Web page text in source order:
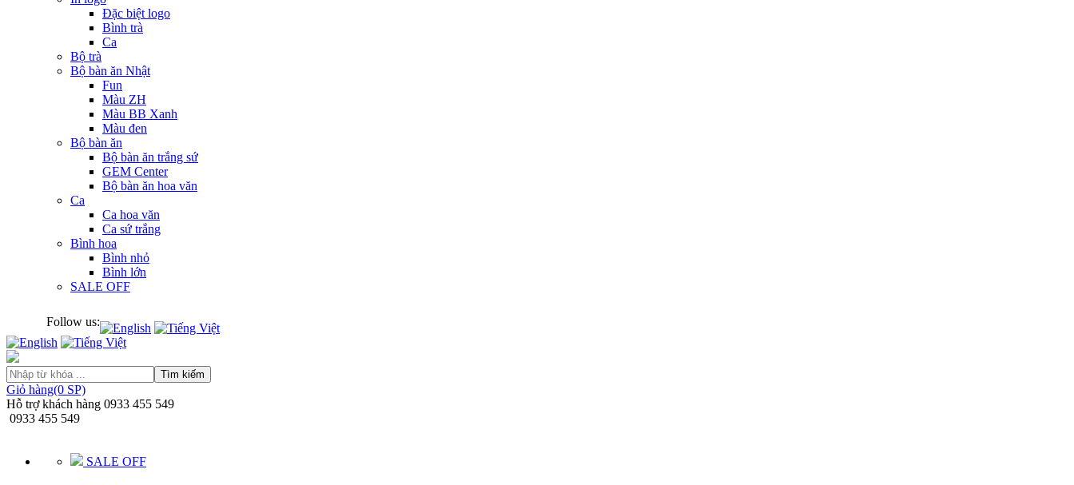
Đặc biệt logo
Bình trà
Ca
Bộ trà
Bộ bàn ăn Nhật
Fun
Màu ZH
Màu BB Xanh
Màu đen
Bộ bàn ăn
Bộ bàn ăn trắng sứ
GEM Center
Bộ bàn ăn hoa văn
Ca
Ca hoa văn
Ca sứ trắng
Bình hoa
Bình nhỏ
Bình lớn
SALE OFF
Follow us:
Tìm kiếm
Giỏ hàng(0 SP)
Hỗ trợ khách hàng 0933 455 549
0933 455 549
SALE OFF